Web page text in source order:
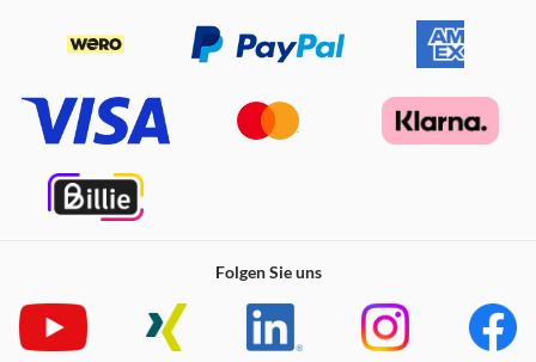
Display und Kamera effektiv vor Stürzen und Kratzern.
Schutz gegenüber geöffneten Hüllen, präzise Ausschnitte
für Mikrofon und Ladebuchse garantieren einen
Folgen Sie uns